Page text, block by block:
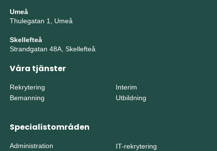
Umeå
Thulegatan 1, Umeå
Skellefteå
Strandgatan 48A, Skellefteå
Våra tjänster
Rekrytering
Bemanning
Interim
Utbildning
Specialistområden
Administration
IT-rekrytering